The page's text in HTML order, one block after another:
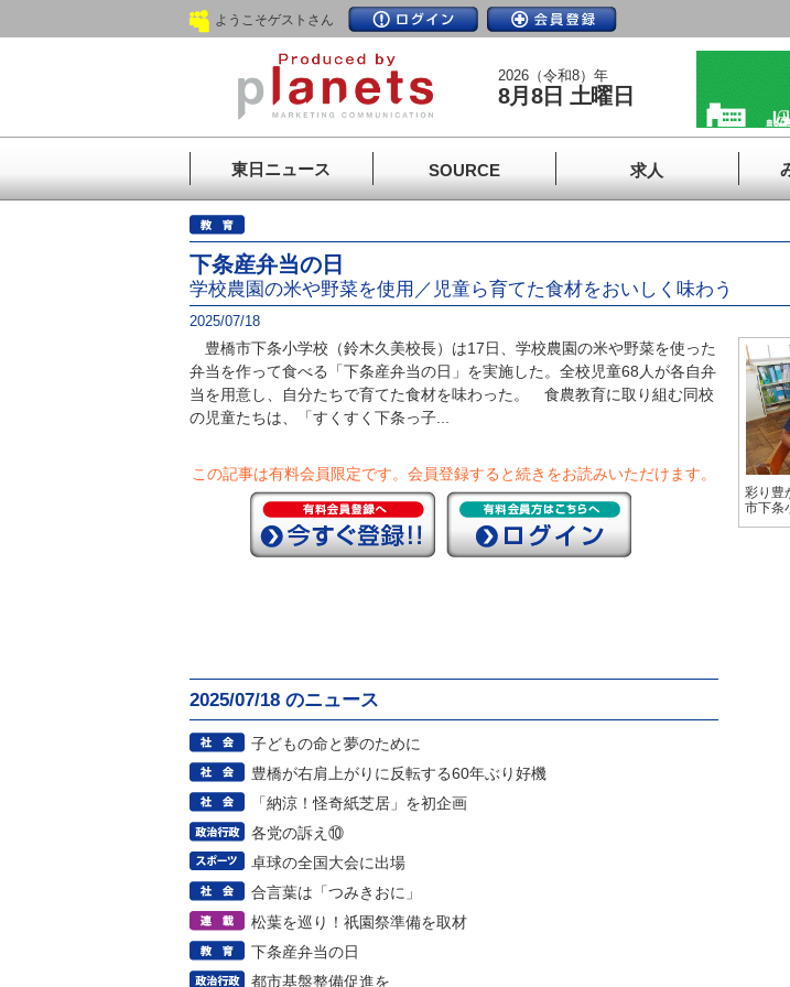
ようこそゲストさん
2026（令和8）年
8月8日 土曜日
東日ニュース SOURCE 求人
下条産弁当の日
学校農園の米や野菜を使用／児童ら育てた食材をおいしく味わう
2025/07/18
豊橋市下条小学校（鈴木久美校長）は17日、学校農園の米や野菜を使った
弁当を作って食べる「下条産弁当の日」を実施した。全校児童68人が各自弁
当を用意し、自分たちで育てた食材を味わった。 食農教育に取り組む同校
の児童たちは、「すくすく下条っ子...
この記事は有料会員限定です。 会員登録すると続きをお読みいただけます。
2025/07/18 のニュース
子どもの命と夢のために
豊橋が右肩上がりに反転する60年ぶり好機
「納涼！怪奇紙芝居」を初企画
各党の訴え⑩
卓球の全国大会に出場
合言葉は「つみきおに」
松葉を巡り！祇園祭準備を取材
下条産弁当の日
都市基盤整備促進を
彩り豊
市下条